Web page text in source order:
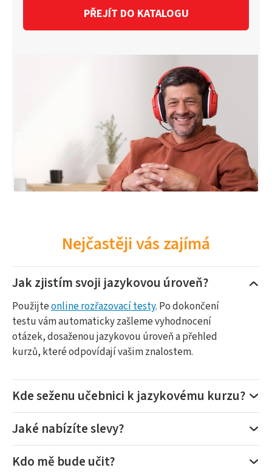
PŘEJÍT DO KATALOGU
Nejčastěji vás zajímá
Jak zjistím svoji jazykovou úroveň?
Použijteonline rozřazovací testy. Po dokončení
testu vám automaticky zašleme vyhodnocení
otázek, dosaženou jazykovou úroveň a přehled
kurzů, které odpovídají vašim znalostem.
Kde seženu učebnici k jazykovému kurzu?
Jaké nabízíte slevy?
Kdo mě bude učit?